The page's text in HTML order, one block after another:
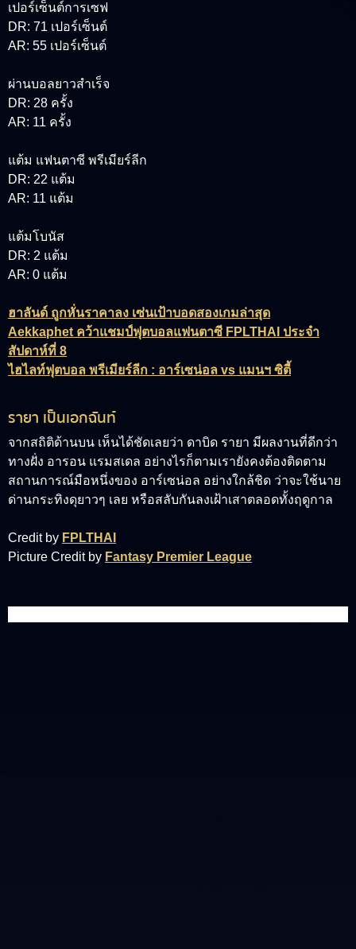
เปอร์เซ็นต์การเซฟ
DR: 71 เปอร์เซ็นต์
AR: 55 เปอร์เซ็นต์
ผ่านบอลยาวสำเร็จ
DR: 28 ครั้ง
AR: 11 ครั้ง
แต้ม แฟนตาซี พรีเมียร์ลีก
DR: 22 แต้ม
AR: 11 แต้ม
แต้มโบนัส
DR: 2 แต้ม
AR: 0 แต้ม
ฮาลันด์ ถูกหั่นราคาลง เซ่นเป้าบอดสองเกมล่าสุด
Aekkaphet คว้าแชมป์ฟุตบอลแฟนตาซี FPLTHAI ประจำ
สัปดาห์ที่ 8
ไฮไลท์ฟุตบอล พรีเมียร์ลีก : อาร์เซน่อล vs แมนฯ ซิตี้
รายา เป็นเอกฉันท์
จากสถิติด้านบน เห็นได้ชัดเลยว่า ดาบิด รายา มีผลงานที่ดีกว่า
ทางฝั่ง อารอน แรมสเดล อย่างไรก็ตามเรายังคงต้องติดตาม
สถานการณ์มือหนึ่งของ อาร์เซน่อล อย่างใกล้ชิด ว่าจะใช้นาย
ด่านกระทิงดุยาวๆ เลย หรือสลับกันลงเฝ้าเสาตลอดทั้งฤดูกาล
Credit by FPLTHAI
Picture Credit by Fantasy Premier League